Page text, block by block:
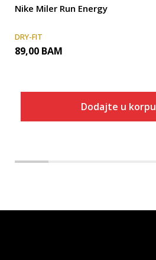
Nike Miler Run Energy
DRY-FIT
89,00 BAM
Dodajte u korpu